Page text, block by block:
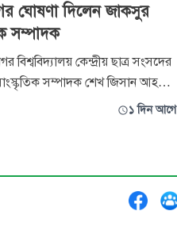
ঘোষণা দিলেন জাকসুর
সম্পাদক
বিশ্ববিদ্যালয় কেন্দ্রীয় ছাত্র সংসদের
সম্পাদক শেখ জিসান আহমেদ
ঘোষণা দিয়েছেন। বৃহস্পতিবার রাতে
১ দিন আগে